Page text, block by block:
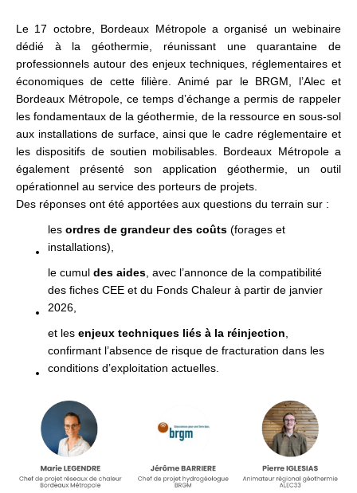
Le 17 octobre, Bordeaux Métropole a organisé un webinaire
dédié à la géothermie, réunissant une quarantaine de
professionnels autour des enjeux techniques, réglementaires et
économiques de cette filière. Animé par le BRGM, l’Alec et
Bordeaux Métropole, ce temps d’échange a permis de rappeler
les fondamentaux de la géothermie, de la ressource en sous-sol
aux installations de surface, ainsi que le cadre réglementaire et
les dispositifs de soutien mobilisables. Bordeaux Métropole a
également présenté son application géothermie, un outil
opérationnel au service des porteurs de projets.
Des réponses ont été apportées aux questions du terrain sur :
les ordres de grandeur des coûts (forages et
installations),
le cumul des aides , avec l’annonce de la compatibilité
des fiches CEE et du Fonds Chaleur à partir de janvier
2026,
et les enjeux techniques liés à la réinjection
confirmant l’absence de risque de fracturation dans les
conditions d’exploitation actuelles.